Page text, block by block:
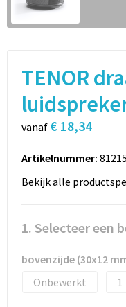
Sport
Vrije tijd en Strand
Spellen voor binnen
Rugzakken
Schoudertassen
Boodschappentassen
Katoenen
Reistassen
TENOR
vanaf € 18,34
Artikelnummer:
Bekijk alle
1. Selecteer een
bovenzijde (30x12
Onbewerkt
1